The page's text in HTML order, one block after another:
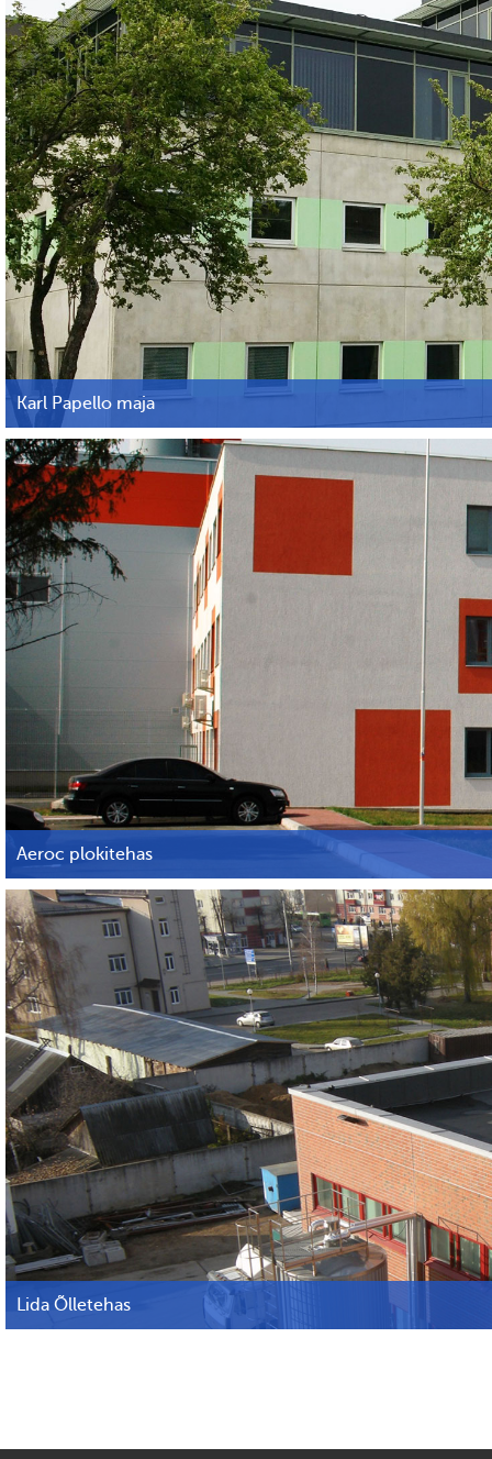
Karl Papello maja
Aeroc plokitehas
Lida Õlletehas